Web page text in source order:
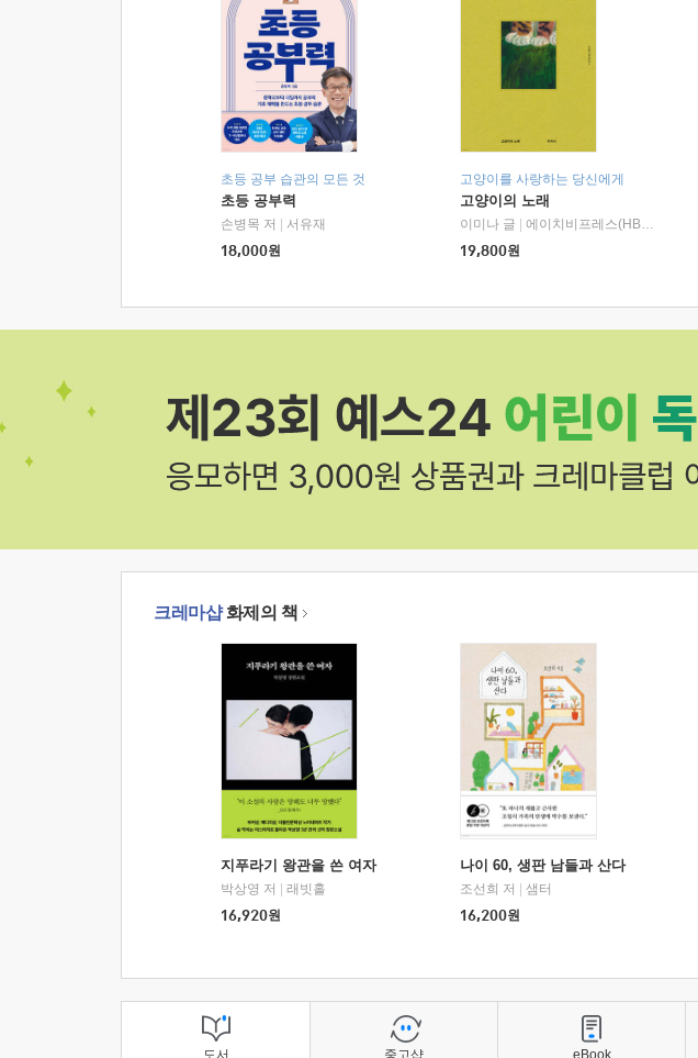
초등 공부 습관의 모든 것
초등 공부력
손병목 저
서유재
18,000원
고양이를 사랑하는 당신에게
고양이의 노래
이미나 글
에이치비프레스(HBPRESS)
19,800원
크레마샵화제의 책
지푸라기 왕관을 쓴 여자
박상영 저
래빗홀
16,920원
나이 60, 생판 남들과 산다
조선희 저
샘터
16,200원
도서 중고샵 eBook